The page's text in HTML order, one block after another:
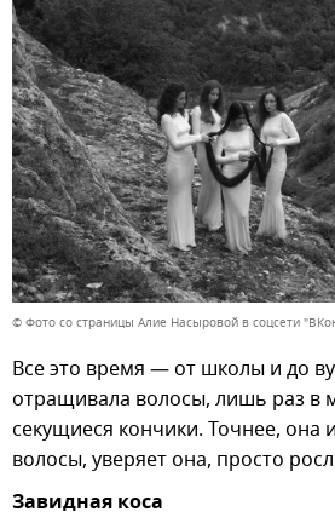
© Фото со страницы Алие Насыровой в соцсети
Все это время — от школы и до
отращивала волосы, лишь раз в
секущиеся кончики. Точнее,
волосы, уверяет она, просто
Завидная коса